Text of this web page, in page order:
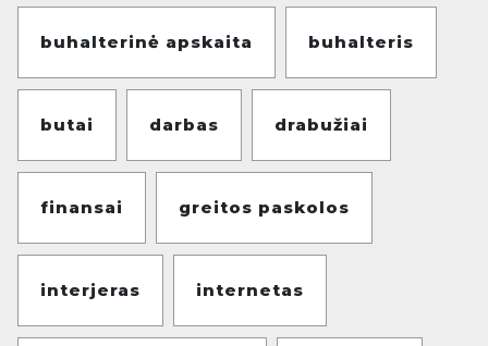
buhalterinė apskaita buhalteris
butai darbas drabužiai
finansai greitos paskolos
interjeras internetas